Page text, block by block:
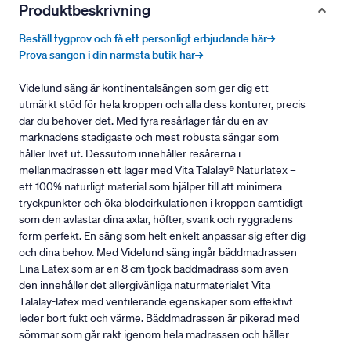
Produktbeskrivning
Beställ tygprov och få ett personligt erbjudande här→
Prova sängen i din närmsta butik här→
Videlund säng är kontinentalsängen som ger dig ett
utmärkt stöd för hela kroppen och alla dess konturer, precis
där du behöver det. Med fyra resårlager får du en av
marknadens stadigaste och mest robusta sängar som
håller livet ut. Dessutom innehåller resårerna i
mellanmadrassen ett lager med Vita Talalay® Naturlatex –
ett 100% naturligt material som hjälper till att minimera
tryckpunkter och öka blodcirkulationen i kroppen samtidigt
som den avlastar dina axlar, höfter, svank och ryggradens
form perfekt. En säng som helt enkelt anpassar sig efter dig
och dina behov. Med Videlund säng ingår bäddmadrassen
Lina Latex som är en 8 cm tjock bäddmadrass som även
den innehåller det allergivänliga naturmaterialet Vita
Talalay-latex med ventilerande egenskaper som effektivt
leder bort fukt och värme. Bäddmadrassen är pikerad med
sömmar som går rakt igenom hela madrassen och håller